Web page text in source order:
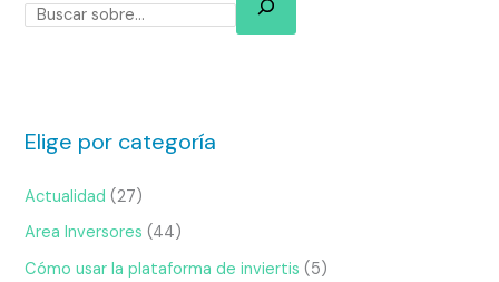
Elige por categoría
Actualidad (27)
Area Inversores (44)
Cómo usar la plataforma de inviertis (5)